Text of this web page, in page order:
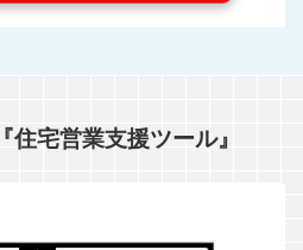
住宅営業支援ツール』